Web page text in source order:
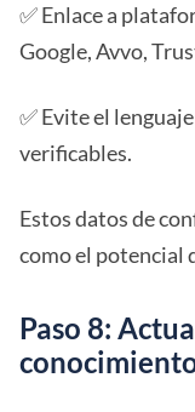
✅ Enlace a
Google, Avvo,
✅ Evite el
verificables.
Estos datos de
como el potencial
Paso 8: